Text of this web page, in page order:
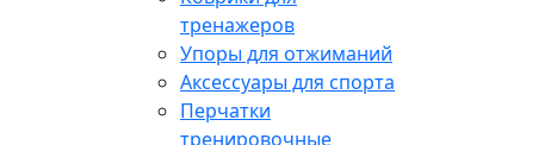
тренажеров
Упоры для отжиманий
Аксессуары для спорта
Перчатки
тренировочные